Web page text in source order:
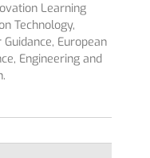
Learning
Technology,
European
Engineering and